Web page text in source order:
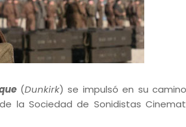
(Dunkirk) se impulsó en su
la Sociedad de Sonidistas